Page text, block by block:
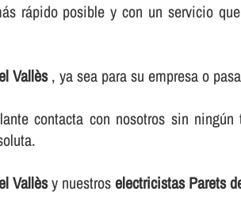
rápido posible y con un servicio
Vallès, ya sea para su empresa o
contacta con nosotros sin
Vallèsy nuestroselectricistas Parets